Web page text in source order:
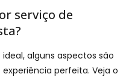
serviço de
alguns aspectos são
perfeita. Veja o